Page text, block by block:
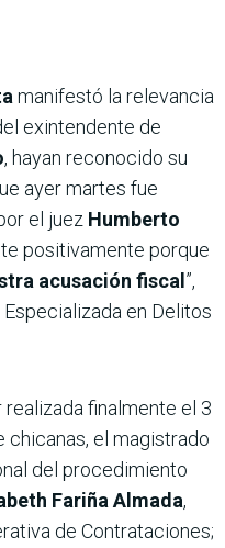
manifestó la relevancia
exintendente de
, hayan reconocido su
ayer martes fue
el juez Humberto
positivamente porque
acusación fiscal”,
en Delitos
finalmente el 3
chicanas, el magistrado
del procedimiento
Fariña Almada,
de Contrataciones;